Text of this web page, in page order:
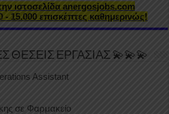
ιστοσελίδα anergosjobs.com
- 15.000 επισκέπτες καθημερινώς!
ΘΕΣΕΙΣ ΕΡΓΑΣΙΑΣ 💫💫💫
Assistant
σε Φαρμακείο